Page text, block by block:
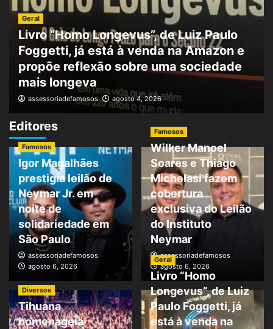
Geral
Livro “Homo Longevus”, de Luiz Paulo
Foggetti, já está à venda na Amazon e
propõe reflexão sobre uma sociedade
mais longeva
assessoriadefamosos agosto 4, 2026
Editores
Famosos
Igor Magalhães
prestigia leilão de
Neymar Jr. em
noite de
solidariedade em
São Paulo
assessoriadefamosos
agosto 6, 2026
Famosos
Wilker Manoel
Soares e Thiago
Michelasi fazem
cobertura
exclusiva do Leilão
do Instituto
Neymar
assessoriadefamosos
agosto 6, 2026
Diversos
Tihuana
homenageia
Geral
Livro “Homo
Longevus”, de Luiz
Paulo Foggetti, já
está à venda na